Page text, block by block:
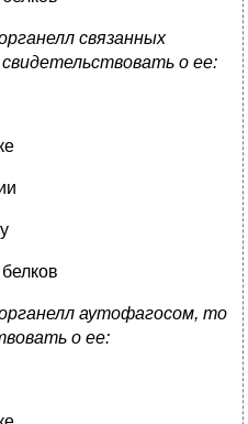
связанных
о ее:
аутофагосом, то
о ее: